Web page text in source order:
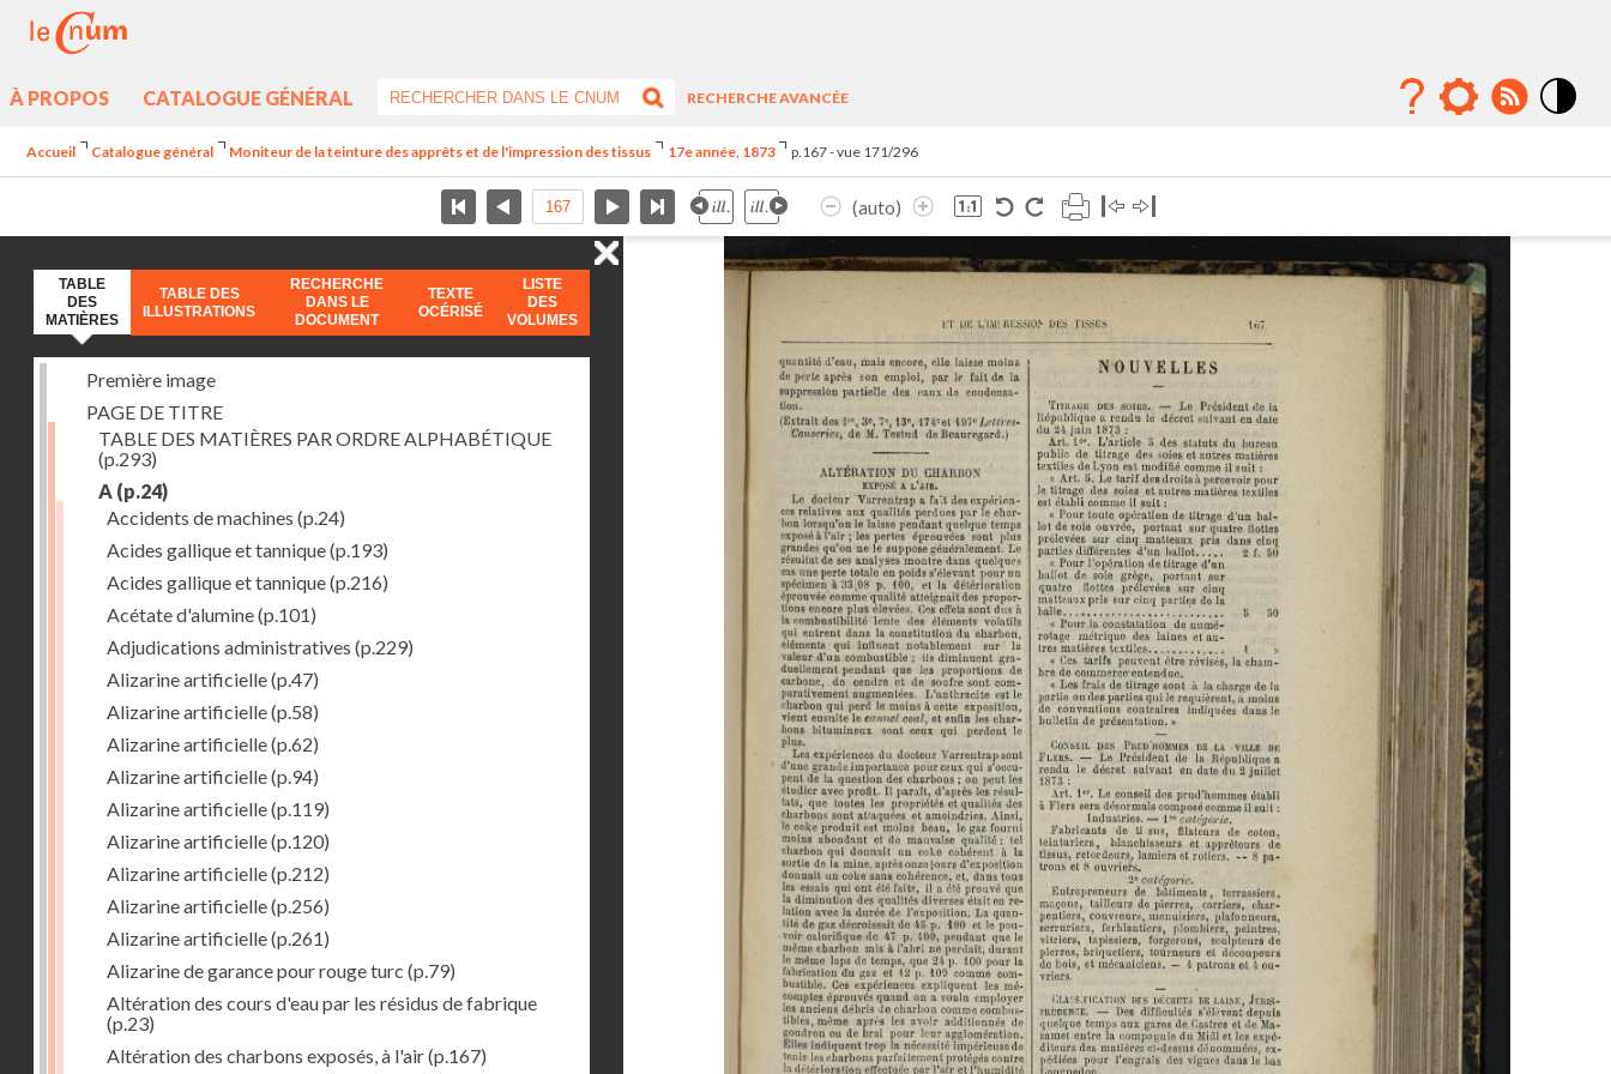
À PROPOS CATALOGUE GÉNÉRAL
RECHERCHE AVANCÉE
Accueil Catalogue général Moniteur de la teinture des apprêts et de l'impression des tissus 17e année, 1873 p.167 - vue 171/296
(auto)
TABLE
DES
MATIÈRES
TABLE DES
ILLUSTRATIONS
RECHERCHE
DANS LE
DOCUMENT
TEXTE
OCÉRISÉ
LISTE
DES
VOLUMES
Première image
PAGE DE TITRE
TABLE DES MATIÈRES PAR ORDRE ALPHABÉTIQUE
(p.293)
A (p.24)
Accidents de machines (p.24)
Acides gallique et tannique(p.193)
Acides gallique et tannique(p.216)
Acétate d'alumine(p.101)
Adjudications administratives (p.229)
Alizarine artificielle(p.47)
Alizarine artificielle(p.58)
Alizarine artificielle(p.62)
Alizarine artificielle(p.94)
Alizarine artificielle(p.119)
Alizarine artificielle(p.120)
Alizarine artificielle(p.212)
Alizarine artificielle(p.256)
Alizarine artificielle(p.261)
Alizarine de garance pour rouge turc (p.79)
Altération des cours d'eau par les résidus de fabrique
(p.23)
Altération des charbons exposés, à l'air(p.167)